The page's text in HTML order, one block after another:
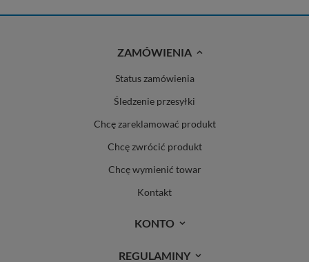
ZAMÓWIENIA
Status zamówienia
Śledzenie przesyłki
Chcę zareklamować produkt
Chcę zwrócić produkt
Chcę wymienić towar
Kontakt
KONTO
REGULAMINY